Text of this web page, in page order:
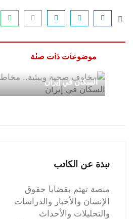
موضوعات ذات صلة
عاطف عبد المولى
السكان في إيران
نبذة عن الكاتب
منصة تهتم بقضايا حقوق
الإنسان والأخبار والدراسات
والتحليلات والأحداث